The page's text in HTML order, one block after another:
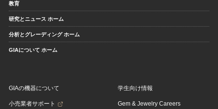
教育
研究とニュース ホーム
分析とグレーディング ホーム
GIAについて ホーム
GIAの機器について
小売業者サポート
学生向け情報
Gem & Jewelry Careers